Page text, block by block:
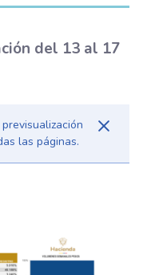
del 13 al 17
las páginas.